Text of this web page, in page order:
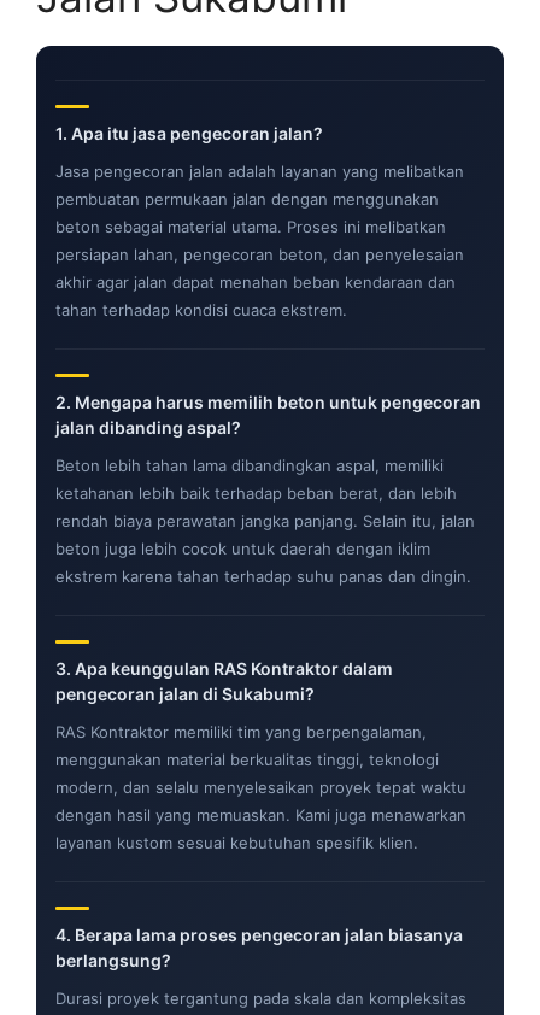
1. Apa itu jasa pengecoran jalan?
Jasa pengecoran jalan adalah layanan yang melibatkan
pembuatan permukaan jalan dengan menggunakan
beton sebagai material utama. Proses ini melibatkan
persiapan lahan, pengecoran beton, dan penyelesaian
akhir agar jalan dapat menahan beban kendaraan dan
tahan terhadap kondisi cuaca ekstrem.
2. Mengapa harus memilih beton untuk pengecoran
jalan dibanding aspal?
Beton lebih tahan lama dibandingkan aspal, memiliki
ketahanan lebih baik terhadap beban berat, dan lebih
rendah biaya perawatan jangka panjang. Selain itu, jalan
beton juga lebih cocok untuk daerah dengan iklim
ekstrem karena tahan terhadap suhu panas dan dingin.
3. Apa keunggulan RAS Kontraktor dalam
pengecoran jalan di Sukabumi?
RAS Kontraktor memiliki tim yang berpengalaman,
menggunakan material berkualitas tinggi, teknologi
modern, dan selalu menyelesaikan proyek tepat waktu
dengan hasil yang memuaskan. Kami juga menawarkan
layanan kustom sesuai kebutuhan spesifik klien.
4. Berapa lama proses pengecoran jalan biasanya
berlangsung?
Durasi proyek tergantung pada skala dan kompleksitas